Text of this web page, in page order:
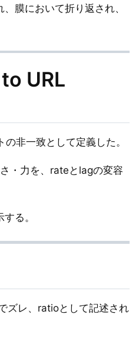
膜において折り返され、
URL
非一致として定義した。
・力を、rateとlagの変容
る。
ズレ、ratioとして記述され